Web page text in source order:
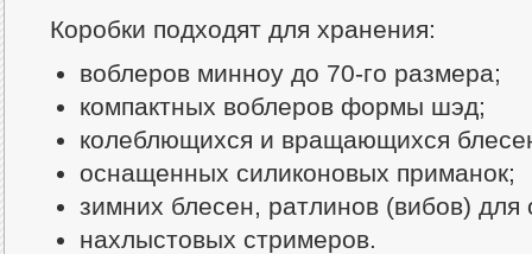
Коробки подходят для хранения:
воблеров минноу до 70-го размера;
компактных воблеров формы шэд;
колеблющихся и вращающихся
оснащенных силиконовых приманок;
зимних блесен, ратлинов (вибов) для
нахлыстовых стримеров.